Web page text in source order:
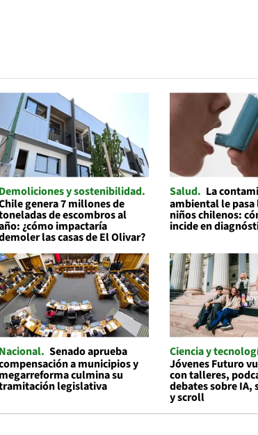
Demoliciones y sostenibilidad
genera 7 millones de
de escombros al
¿cómo impactaría
las casas de El Olivar?
Salud La
ambiental le pasa
niños chilenos:
incide en
Nacional Senado aprueba
a municipios y
megarreforma culmina su
legislativa
Ciencia y
Jóvenes Futuro
con talleres,
debates sobre IA,
y scroll